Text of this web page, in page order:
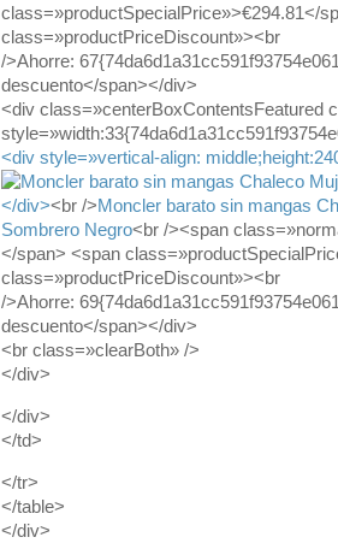
class=»productSpecialPrice»>€294.81</
class=»productPriceDiscount»><br
/>Ahorre:
descuento</span></div>
<div class=»centerBoxContentsFeatured
<div style=»vertical-align:
</div><br />Moncler barato sin mangas
Sombrero Negro<br /><span
</span> <span
class=»productPriceDiscount»><br
/>Ahorre:
descuento</span></div>
<br class=»clearBoth» />
</div>
</div>
</td>
</tr>
</table>
</div>